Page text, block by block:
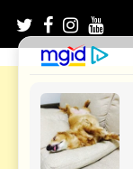
content